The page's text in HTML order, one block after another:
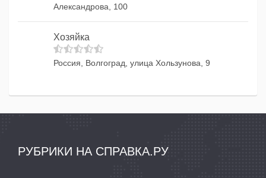
Александрова, 100
Хозяйка
Россия, Волгоград, улица Хользунова, 9
РУБРИКИ НА СПРАВКА.РУ